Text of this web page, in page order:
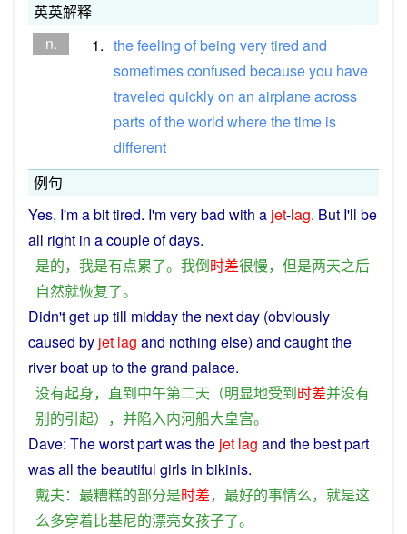
英英解释
n.
1. thefeeling ofbeing verytired and
sometimesconfused becauseyou have
traveled quicklyon an airplaneacross
partsoftheworld wherethetime is
different
例句
Yes, I'm a bittired. I'mverybad with a jet-lag. But I'll be
all right in acoupleofdays.
是的， 我是有点累了。 我倒时差很慢， 但是两天之后
自然就恢复了。
Didn't get uptill middaythe nextday (obviously
caused by jet lag and nothing else) and caughtthe
riverboat upto thegrand palace.
没有起身， 直到中午第二天 （明显地受到时差并没有
别的引起）， 并陷入内河船大皇宫。
Dave: Theworstpartwasthe jet lag and thebestpart
wasall thebeautiful girls in bikinis.
戴夫： 最糟糕的部分是时差， 最好的事情么， 就是这
么多穿着比基尼的漂亮女孩子了。